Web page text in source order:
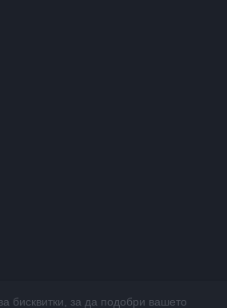
бисквитки, за да подобри вашето